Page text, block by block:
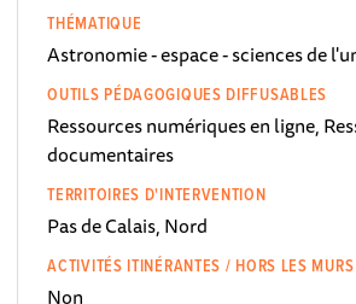
THÉMATIQUE
Astronomie - espace - sciences de
OUTILS PÉDAGOGIQUES DIFFUSABLES
Ressources numériques en ligne,
documentaires
TERRITOIRES D'INTERVENTION
Pas de Calais, Nord
ACTIVITÉS ITINÉRANTES / HORS LES MURS
Non